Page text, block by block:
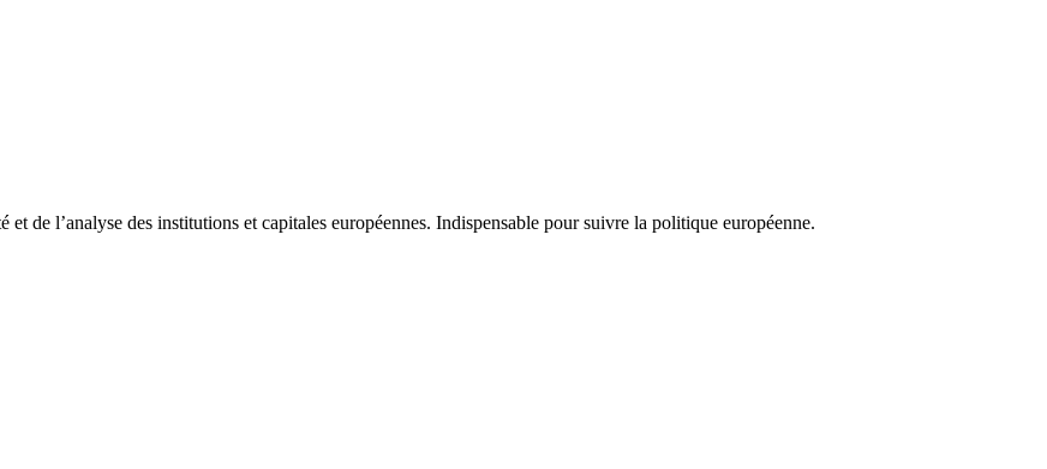
de l’analyse des institutions et capitales européennes. Indispensable pour suivre la politique européenne.